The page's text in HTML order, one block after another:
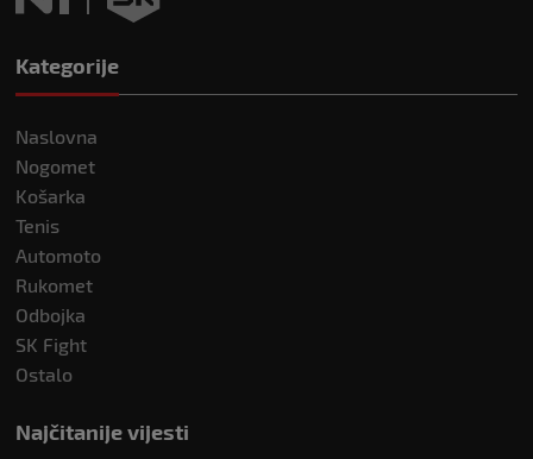
Kategorije
Naslovna
Nogomet
Košarka
Tenis
Automoto
Rukomet
Odbojka
SK Fight
Ostalo
Najčitanije vijesti